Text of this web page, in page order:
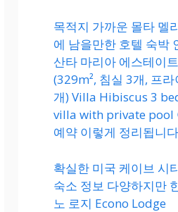
목적지 가까운 몰타 멜
에 남을만한 호텔 숙박
산타 마리아 에스테이
(329m², 침실 3개, 프
개) Villa Hibiscus 3
villa with private pool
예약 이렇게 정리됩니
확실한 미국 케이브 시
숙소 정보 다양하지만
노 로지 Econo Lodge